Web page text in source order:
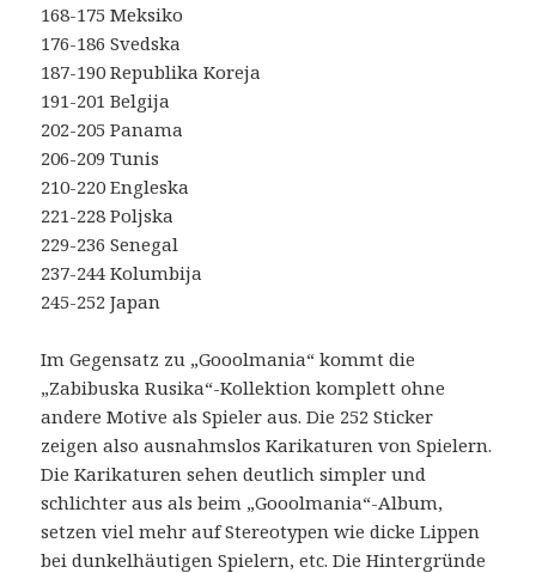
168-175 Meksiko
176-186 Svedska
187-190 Republika Koreja
191-201 Belgija
202-205 Panama
206-209 Tunis
210-220 Engleska
221-228 Poljska
229-236 Senegal
237-244 Kolumbija
245-252 Japan
Im Gegensatz zu „Gooolmania“ kommt die
„Zabibuska Rusika“-Kollektion komplett ohne
andere Motive als Spieler aus. Die 252 Sticker
zeigen also ausnahmslos Karikaturen von Spielern.
Die Karikaturen sehen deutlich simpler und
schlichter aus als beim „Gooolmania“-Album,
setzen viel mehr auf Stereotypen wie dicke Lippen
bei dunkelhäutigen Spielern, etc. Die Hintergründe